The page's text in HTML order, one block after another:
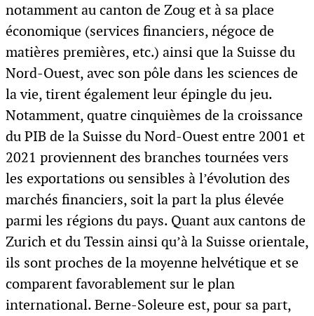
notamment au canton de Zoug et à sa place
économique (services financiers, négoce de
matières premières, etc.) ainsi que la Suisse du
Nord-Ouest, avec son pôle dans les sciences de
la vie, tirent également leur épingle du jeu.
Notamment, quatre cinquièmes de la croissance
du PIB de la Suisse du Nord-Ouest entre 2001 et
2021 proviennent des branches tournées vers
les exportations ou sensibles à l’évolution des
marchés financiers, soit la part la plus élevée
parmi les régions du pays. Quant aux cantons de
Zurich et du Tessin ainsi qu’à la Suisse orientale,
ils sont proches de la moyenne helvétique et se
comparent favorablement sur le plan
international. Berne-Soleure est, pour sa part,